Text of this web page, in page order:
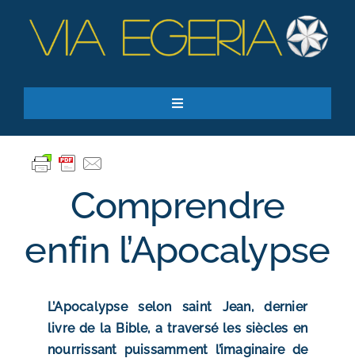
contenu
Toggle
Accueil
Ressources
Qui sommes-nous ?
RECHERCHER:
S’inscrire à la newsletter
Comprendre
enfin l’Apocalypse
L’Apocalypse selon saint Jean, dernier
livre de la Bible, a traversé les siècles en
nourrissant puissamment l’imaginaire de